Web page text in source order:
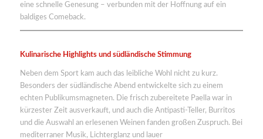
eine schnelle Genesung – verbunden mit der Hoffnung auf ein
baldiges Comeback.
Kulinarische Highlights und südländische Stimmung
Neben dem Sport kam auch das leibliche Wohl nicht zu kurz.
Besonders der südländische Abend entwickelte sich zu einem
echten Publikumsmagneten. Die frisch zubereitete Paella war in
kürzester Zeit ausverkauft, und auch die Antipasti-Teller, Burritos
und die Auswahl an erlesenen Weinen fanden großen Zuspruch. Bei
mediterraner Musik, Lichterglanz und lauer